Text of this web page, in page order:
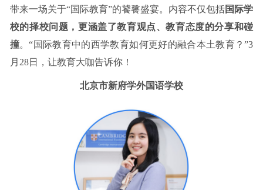
带来一场关于“国际教育”的饕餮盛宴。内容不仅包括国际学
校的择校问题，更涵盖了教育观点、教育态度的分享和碰
撞。“国际教育中的西学教育如何更好的融合本土教育？”3
月28日，让教育大咖告诉你！
北京市新府学外国语学校